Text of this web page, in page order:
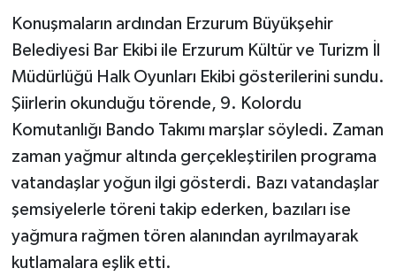
Konuşmaların ardından Erzurum Büyükşehir
Belediyesi Bar Ekibi ile Erzurum Kültür ve Turizm İl
Müdürlüğü Halk Oyunları Ekibi gösterilerini sundu.
Şiirlerin okunduğu törende, 9. Kolordu
Komutanlığı Bando Takımı marşlar söyledi. Zaman
zaman yağmur altında gerçekleştirilen programa
vatandaşlar yoğun ilgi gösterdi. Bazı vatandaşlar
şemsiyelerle töreni takip ederken, bazıları ise
yağmura rağmen tören alanından ayrılmayarak
kutlamalara eşlik etti.